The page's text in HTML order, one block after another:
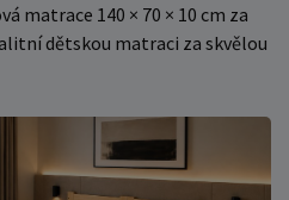
matrace 140 × 70 × 10 cm za
dětskou matraci za skvělou
komfortní spánek dítěte ✅
✅ Výjimečně výhodná cena
mimořádné nabídky a pořiďte